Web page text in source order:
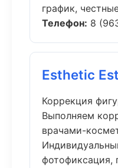
график,
Телефон: 8
Esthetic
Коррекция
Выполняем
врачами-
фотофиксация,